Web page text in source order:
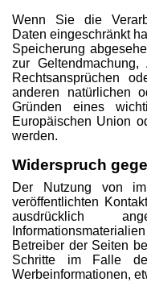
Wenn Sie die
Daten eingeschränkt
Speicherung
zur
Rechtsansprüchen
anderen natürlichen
Gründen eines
Europäischen Union
werden.
Widerspruch
Der Nutzung von
veröffentlichten
ausdrücklich
Betreiber der Seiten
Schritte im Falle
Werbeinformationen,